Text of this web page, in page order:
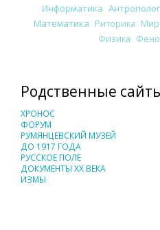
Информатика
Математика Риторика
Физика
Родственные
ХРОНОС
ФОРУМ
РУМЯНЦЕВСКИЙ МУЗЕЙ
ДО 1917 ГОДА
РУССКОЕ ПОЛЕ
ДОКУМЕНТЫ XX ВЕКА
ИЗМЫ